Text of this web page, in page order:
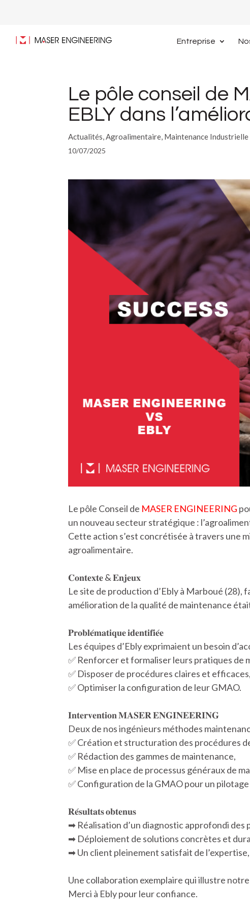
Entreprise
Le pôle conseil de
EBLY dans
Actualités, Agroalimentaire, Maintenance Industrielle
10/07/2025
Le pôle Conseil de MASER ENGINEERING
un nouveau secteur stratégique :
Cette action s’est concrétisée à travers une
agroalimentaire.
𝐂𝐨𝐧𝐭𝐞𝐱𝐭𝐞 & 𝐄𝐧𝐣𝐞𝐮𝐱
Le site de production d’Ebly à Marboué
amélioration de la qualité de maintenance
𝐏𝐫𝐨𝐛𝐥𝐞́𝐦𝐚𝐭𝐢𝐪𝐮𝐞 𝐢𝐝𝐞𝐧𝐭𝐢𝐟𝐢𝐞́𝐞
Les équipes d’Ebly exprimaient un besoin
✅ Renforcer et formaliser leurs pratiques de
✅ Disposer de procédures claires et efficaces,
✅ Optimiser la configuration de leur GMAO.
𝐈𝐧𝐭𝐞𝐫𝐯𝐞𝐧𝐭𝐢𝐨𝐧 𝐌𝐀𝐒𝐄𝐑 𝐄𝐍𝐆𝐈𝐍𝐄𝐄𝐑𝐈𝐍𝐆
Deux de nos ingénieurs méthodes
✅ Création et structuration des procédures
✅ Rédaction des gammes de maintenance,
✅ Mise en place de processus généraux de
✅ Configuration de la GMAO pour un
𝐑𝐞́𝐬𝐮𝐥𝐭𝐚𝐭𝐬 𝐨𝐛𝐭𝐞𝐧𝐮𝐬
➡ Réalisation d’un diagnostic approfondi des
➡ Déploiement de solutions concrètes et
➡ Un client pleinement satisfait de
Une collaboration exemplaire qui illustre
Merci à Ebly pour leur confiance.